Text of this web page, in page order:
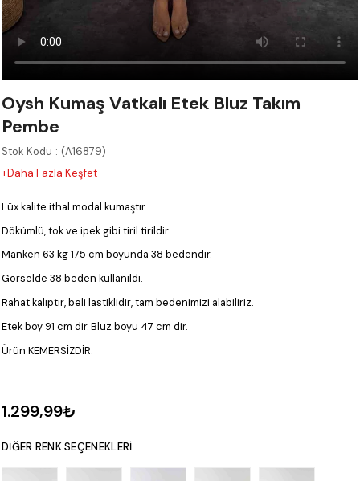
Oysh Kumaş Vatkalı Etek Bluz Takım
Pembe
Stok Kodu
(A16879)
+Daha Fazla Keşfet
Lüx kalite ithal modal kumaştır.
Dökümlü, tok ve ipek gibi tiril tirildir.
Manken 63 kg 175 cm boyunda 38 bedendir.
Görselde 38 beden kullanıldı.
Rahat kalıptır, beli lastiklidir, tam bedenimizi alabiliriz.
Etek boy 91 cm dir. Bluz boyu 47 cm dir.
Ürün KEMERSİZDİR.
1.299,99₺
DIĞER RENK SEÇENEKLERI.